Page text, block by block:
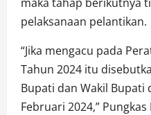
pelaksanaan pelantikan.
“Jika mengacu pada
Tahun 2024 itu
Bupati dan Wakil Bupati
Februari 2024,”